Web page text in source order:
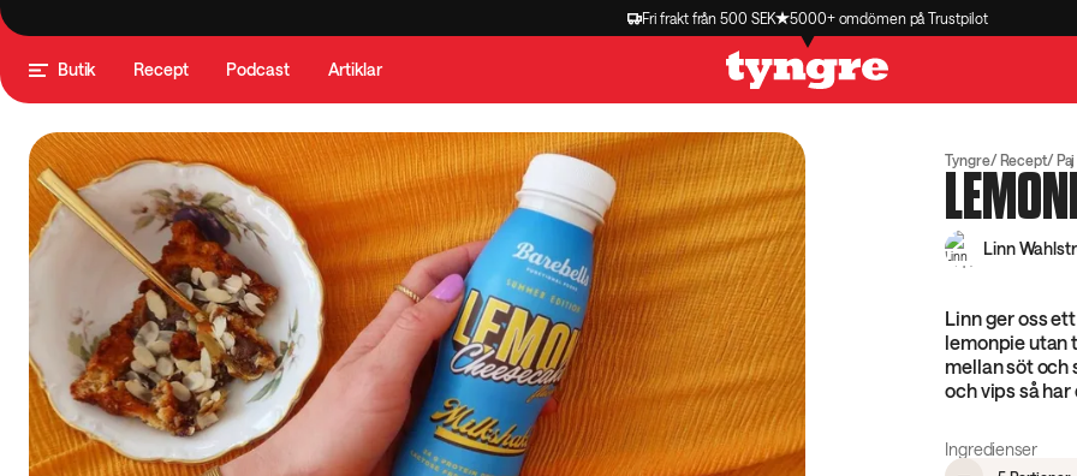
Fri frakt från 500 SEK 5000+ omdömen på Trustpilot
Butik Recept Podcast Artiklar
Tyngre Recept Paj
Linn
Linn ger oss
lemonpie utan
mellan söt och
och vips så
Ingredienser